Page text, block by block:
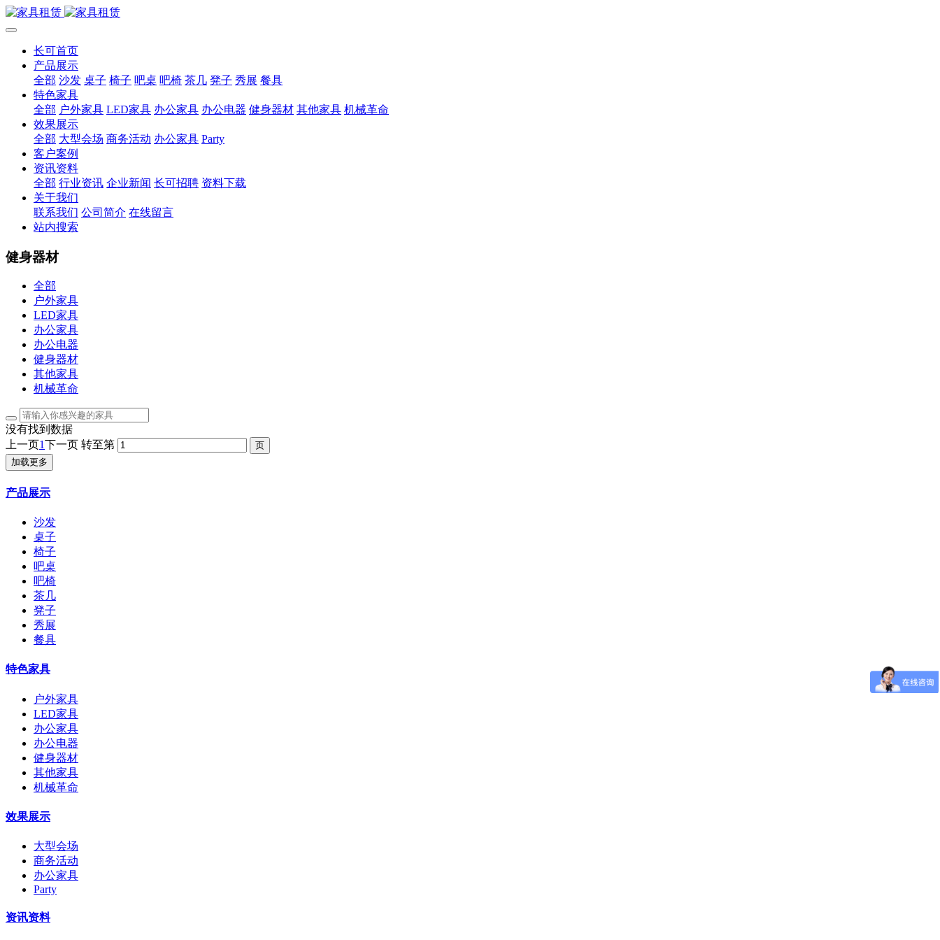
长可首页
产品展示
全部 沙发 桌子 椅子 吧桌 吧椅 茶几 凳子 秀展 餐具
特色家具
全部 户外家具 LED家具 办公家具 办公电器 健身器材 其他家具 机械革命
效果展示
全部 大型会场 商务活动 办公家具 Party
客户案例
资讯资料
全部 行业资讯 企业新闻 长可招聘 资料下载
关于我们
联系我们 公司简介 在线留言
站内搜索
健身器材
全部
户外家具
LED家具
办公家具
办公电器
健身器材
其他家具
机械革命
没有找到数据
上一页1下一页 转至第
加载更多
产品展示
沙发
桌子
椅子
吧桌
吧椅
茶几
凳子
秀展
餐具
特色家具
户外家具
LED家具
办公家具
办公电器
健身器材
其他家具
机械革命
效果展示
大型会场
商务活动
办公家具
Party
资讯资料